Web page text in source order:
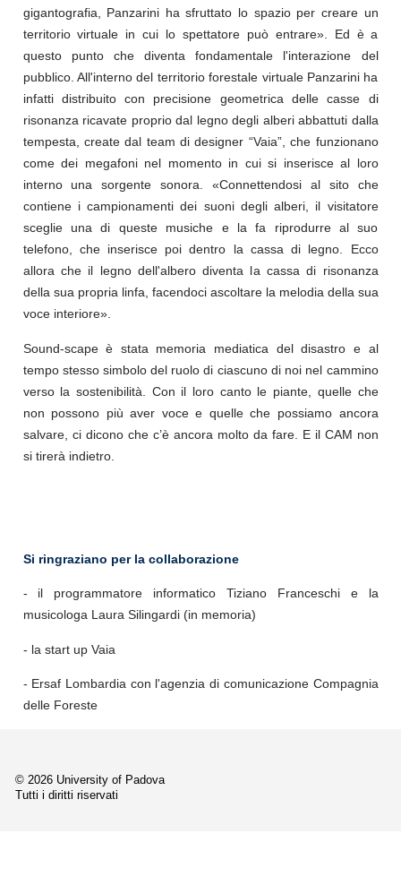
gigantografia, Panzarini ha sfruttato lo spazio per creare un
territorio virtuale in cui lo spettatore può entrare». Ed è a
questo punto che diventa fondamentale l'interazione del
pubblico. All'interno del territorio forestale virtuale Panzarini ha
infatti distribuito con precisione geometrica delle casse di
risonanza ricavate proprio dal legno degli alberi abbattuti dalla
tempesta, create dal team di designer “Vaia”, che funzionano
come dei megafoni nel momento in cui si inserisce al loro
interno una sorgente sonora. «Connettendosi al sito che
contiene i campionamenti dei suoni degli alberi, il visitatore
sceglie una di queste musiche e la fa riprodurre al suo
telefono, che inserisce poi dentro la cassa di legno. Ecco
allora che il legno dell'albero diventa la cassa di risonanza
della sua propria linfa, facendoci ascoltare la melodia della sua
voce interiore».
Sound-scape è stata memoria mediatica del disastro e al
tempo stesso simbolo del ruolo di ciascuno di noi nel cammino
verso la sostenibilità. Con il loro canto le piante, quelle che
non possono più aver voce e quelle che possiamo ancora
salvare, ci dicono che c’è ancora molto da fare. E il CAM non
si tirerà indietro.
Si ringraziano per la collaborazione
- il programmatore informatico Tiziano Franceschi e la
musicologa Laura Silingardi (in memoria)
- la start up Vaia
- Ersaf Lombardia con l'agenzia di comunicazione Compagnia
delle Foreste
© 2026 University of Padova
Tutti i diritti riservati